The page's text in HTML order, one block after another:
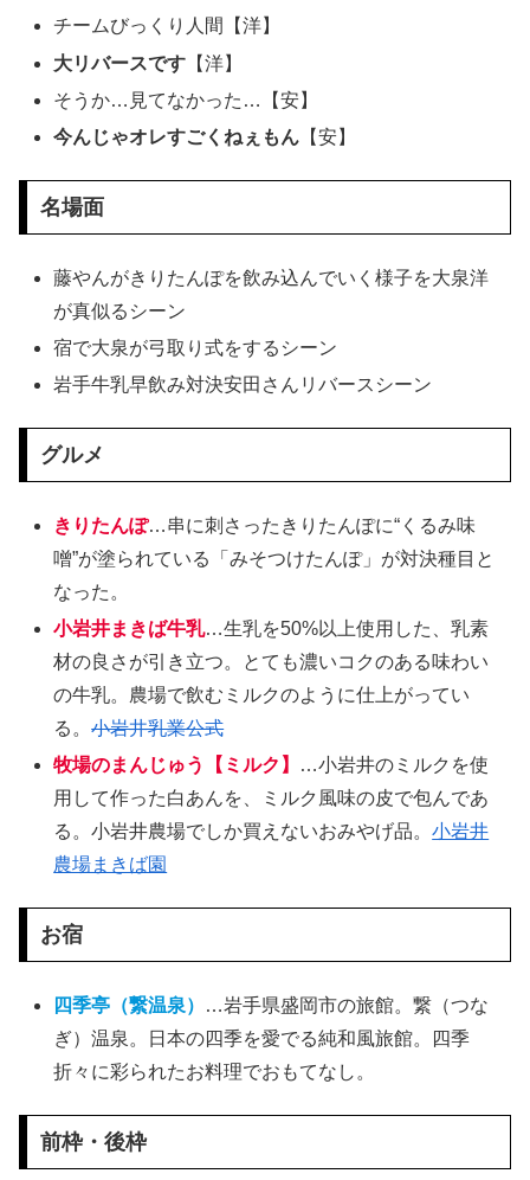
チームびっくり人間【洋】
大リバースです 【洋】
そうか…見てなかった…【安】
今んじゃオレすごくねぇもん 【安】
名場面
藤やんがきりたんぽを飲み込んでいく様子を大泉洋
が真似るシーン
宿で大泉が弓取り式をするシーン
岩手牛乳早飲み対決安田さんリバースシーン
グルメ
きりたんぽ…串に刺さったきりたんぽに“くるみ味
噌”が塗られている「みそつけたんぽ」が対決種目と
なった。
小岩井まきば牛乳…生乳を50%以上使用した、乳素
材の良さが引き立つ。とても濃いコクのある味わい
の牛乳。農場で飲むミルクのように仕上がってい
る。小岩井乳業公式
牧場のまんじゅう【ミルク】
…小岩井のミルクを使
用して作った白あんを、ミルク風味の皮で包んであ
る。小岩井農場でしか買えないおみやげ品。小岩井
農場まきば園
お宿
四季亭（繋温泉）
…岩手県盛岡市の旅館。繋（つな
ぎ）温泉。日本の四季を愛でる純和風旅館。四季
折々に彩られたお料理でおもてなし。
前枠・後枠